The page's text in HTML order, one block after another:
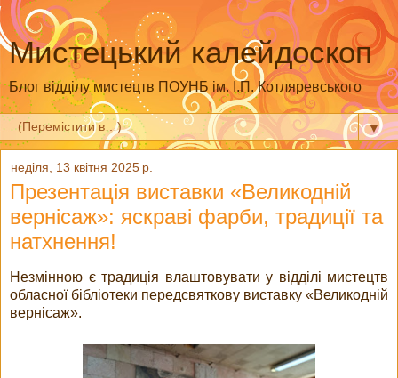
Мистецький калейдоскоп
Блог відділу мистецтв ПОУНБ ім. І.П. Котляревського
▼
неділя, 13 квітня 2025 р.
Презентація виставки «Великодній
вернісаж»: яскраві фарби, традиції та
натхнення!
Незмінною є традиція влаштовувати у відділі мистецтв
обласної бібліотеки передсвяткову виставку «Великодній
вернісаж».